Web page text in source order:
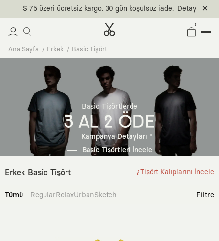
$ 75 üzeri ücretsiz kargo. 30 gün koşulsuz iade. Detay
0
Ana Sayfa Erkek Basic Tişört
Basic Tişörtlerde
3 AL 2 ÖDE
Kampanya Detayları *
Basic Tişörtleri İncele
Erkek Basic Tişört Tişört Kalıplarını İncele
Tümü RegularRelaxUrbanSketch Filtre